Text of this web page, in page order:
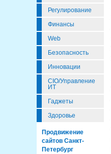
Регулирование
Финансы
Web
Безопасность
Инновации
CIO/Управление
ИТ
Гаджеты
Здоровье
Продвижение
сайтов Санкт-
Петербург